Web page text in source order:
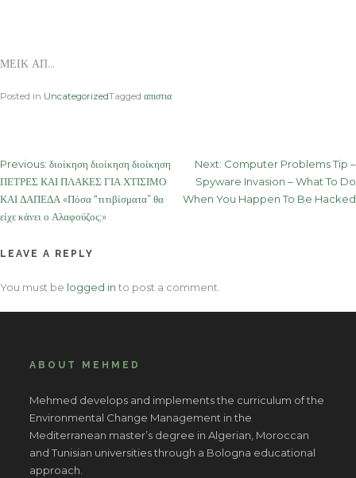
ΜΕΙΚ ΑΠ…
Posted in UncategorizedTagged απιστια
Post
navigation
Previous: διοίκηση διοίκηση διοίκηση
ΠΕΤΡΕΣ ΚΑΙ ΠΛΑΚΕΣ ΓΙΑ ΧΤΙΣΙΜΟ
ΚΑΙ ΔΑΠΕΔΑ «Πόσα “τιτιβίσματα” θα
είχε κάνει ο Αλαφούζος;»
Next: Computer Problems Tip –
Spyware Invasion – What To Do
When You Happen To Be Hacked
LEAVE A REPLY
You must be logged in to post a comment.
ABOUT MEHMED
Mehmed develops and implements the curriculum of the
Environmental Change Management in the
Mediterranean master’s degree in Algerian, Moroccan
and Tunisian universities through a Bologna educational
approach.